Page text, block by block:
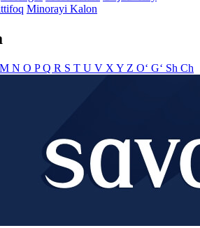
Minorayi Kalon
M N O PQ R S T U V X Y Z O‘ G‘ Sh Ch